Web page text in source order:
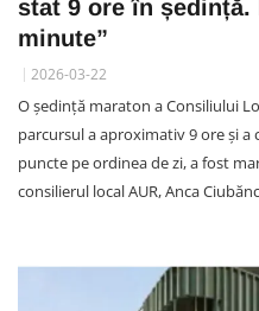
stat 9 ore în
minute”
2026-03-22
O ședință maraton a Consiliului
parcursul a aproximativ 9 ore și
puncte pe ordinea de zi, a fost
consilierul local AUR, Anca